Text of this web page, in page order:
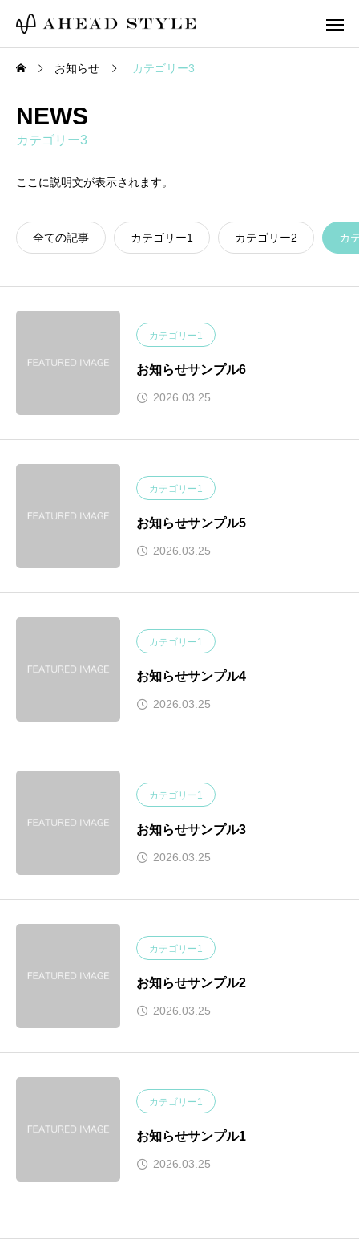
お知らせ カテゴリー3
NEWS
カテゴリー3
ここに説明文が表示されます。
全ての記事 カテゴリー1 カテゴリー2 カ
カテゴリー1
お知らせサンプル6
2026.03.25
カテゴリー1
お知らせサンプル5
2026.03.25
カテゴリー1
お知らせサンプル4
2026.03.25
カテゴリー1
お知らせサンプル3
2026.03.25
カテゴリー1
お知らせサンプル2
2026.03.25
カテゴリー1
お知らせサンプル1
2026.03.25